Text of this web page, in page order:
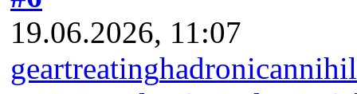
19.06.2026, 11:07
geartreating